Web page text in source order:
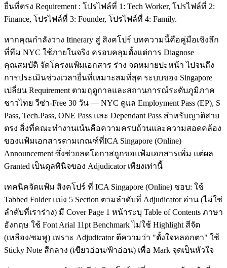
ยื่นที่ตรง Requirement : โปรไฟล์ที่ 1: Tech Worker, โปรไฟล์ที่ 2:
Finance, โปรไฟล์ที่ 3: Founder, โปรไฟล์ที่ 4: Family.
หากคุณกำลังวาง Itinerary สู่ สิงคโปร์ บทความนี้คือคู่มือเชิงลึก
ที่ทีม NYC ใช้ภายในจริง ครอบคลุมตั้งแต่การ Diagnose
คุณสมบัติ จัดโครงแฟ้มเอกสาร ร่าง จดหมายปะหน้า ไปจนถึง
การประเมินช่วงเวลายื่นที่เหมาะสมที่สุด ระบบของ Singapore
เปลี่ยน Requirement ตามฤดูกาลและสถานการณ์ระดับภูมิภาค
ชาวไทย วีซ่า-Free 30 วัน — NYC ดูแล Employment Pass (EP), S
Pass, Tech.Pass, ONE Pass และ Dependant Pass สำหรับญาติสาย
ตรง สิ่งที่คณะทำงานเน้นคือความครบถ้วนและความสอดคล้อง
ของแฟ้มเอกสารตามเกณฑ์ที่ICA Singapore (Online)
Announcement ซึ่งช่วยลดโอกาสถูกขอแฟ้มเอกสารเพิ่ม แต่ผล
Granted เป็นดุลพินิจของ Adjudicator เพียงเท่านี้
เทคนิคจัดแฟ้ม สิงคโปร์ ที่ ICA Singapore (Online) ชอบ: ใช้
Tabbed Folder แบ่ง 5 Section ตามลำดับที่ Adjudicator อ่าน (ไม่ใช่
ลำดับที่เราร่าง) มี Cover Page 1 หน้าระบุ Table of Contents ภาษา
อังกฤษ ใช้ Font Arial 11pt Benchmark ไม่ใช้ Highlight สีจัด
(เหลือง/ชมพู) เพราะ Adjudicator ตีความว่า "ตั้งใจหลอกตา" ใช้
Sticky Note สีกลาง (เขียวอ่อน/ฟ้าอ่อน) เพื่อ Mark จุดเป็นหัวใจ